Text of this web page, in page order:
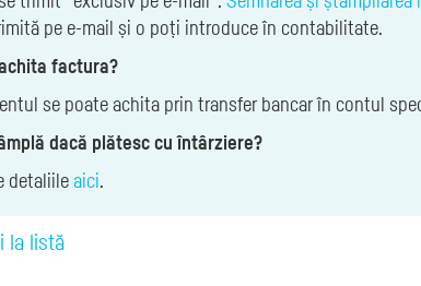
pe e-mail și o poți introduce în contabilitate.
factura?
se poate achita prin transfer bancar în contul
dacă plătesc cu întârziere?
detaliileaici.
la listă